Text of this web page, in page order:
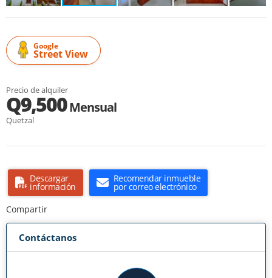
Google
Street View
Precio de alquiler
Q9,500Mensual
Quetzal
Descargar
información
Recomendar inmueble
por correo electrónico
Compartir
Contáctanos